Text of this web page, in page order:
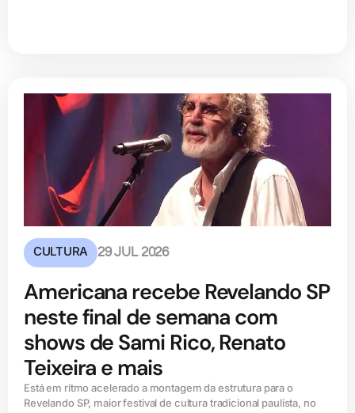
CULTURA 29 JUL 2026
Americana recebe Revelando SP
neste final de semana com
shows de Sami Rico, Renato
Teixeira e mais
Está em ritmo acelerado a montagem da estrutura para o
Revelando SP, maior festival de cultura tradicional paulista, no